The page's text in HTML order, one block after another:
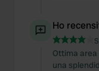
Ho
Ottima
una